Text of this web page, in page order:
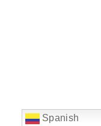
Spanish